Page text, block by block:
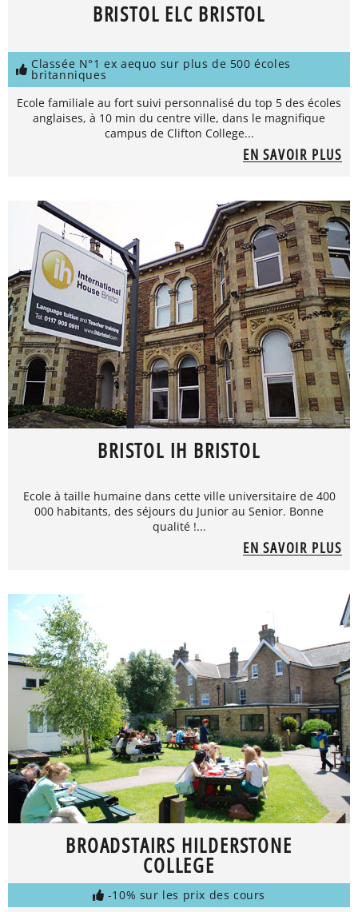
BRISTOL ELC BRISTOL
Classée N°1 ex aequo sur plus de 500 écoles
britanniques
Ecole familiale au fort suivi personnalisé du top 5 des écoles
anglaises, à 10 min du centre ville, dans le magnifique
campus de Clifton College...
EN SAVOIR PLUS
BRISTOL IH BRISTOL
Ecole à taille humaine dans cette ville universitaire de 400
000 habitants, des séjours du Junior au Senior. Bonne
qualité !...
EN SAVOIR PLUS
BROADSTAIRS HILDERSTONE
COLLEGE
-10% sur les prix des cours